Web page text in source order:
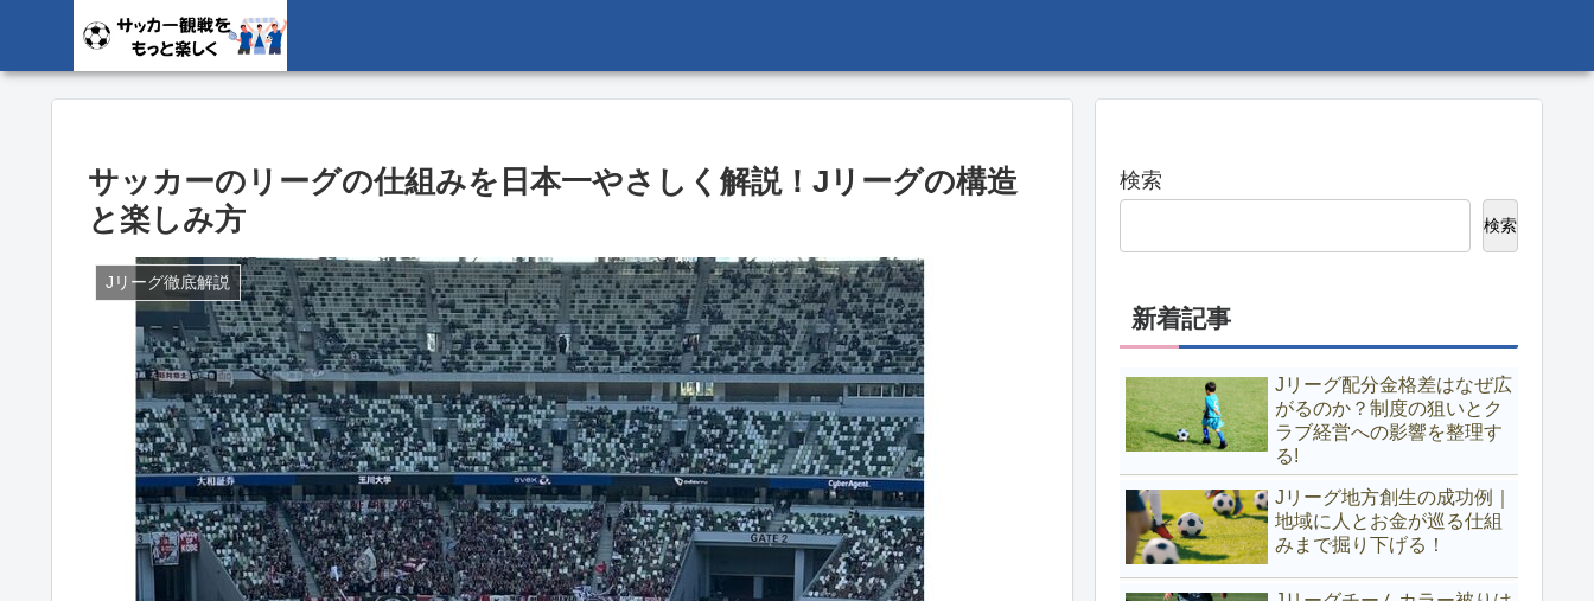
サッカーのリーグの仕組みを日本一やさしく解説！Jリーグの構造
と楽しみ方
Jリーグ徹底解説
検索
検索
新着記事
Jリーグ配分金格差はなぜ広
がるのか？制度の狙いとク
ラブ経営への影響を整理す
る!
Jリーグ地方創生の成功例｜
地域に人とお金が巡る仕組
みまで掘り下げる！